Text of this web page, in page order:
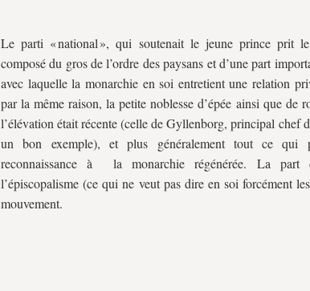
Le parti « national », qui soutenait le jeune prince prit
composé du gros de l’ordre des paysans et d’une part
avec laquelle la monarchie en soi entretient une relation
par la même raison, la petite noblesse d’épée ainsi que de
l’élévation était récente (celle de Gyllenborg, principal chef
un bon exemple), et plus généralement tout ce
reconnaissance à la monarchie régénérée. La part
l’épiscopalisme (ce qui ne veut pas dire en soi forcément
mouvement.